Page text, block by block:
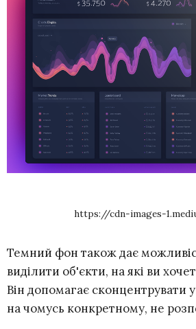
https://cdn-images-
Темний фон також дає
виділити об'єкти, на які ви
Він допомагає сконцентрувати
на чомусь конкретному, не